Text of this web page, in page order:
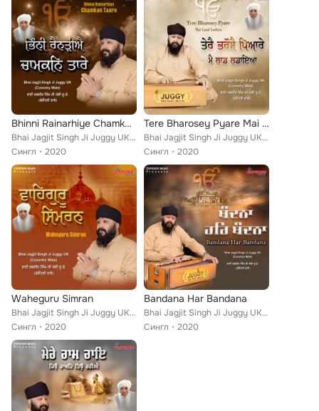
Bhinni Rainarhiye Chamkan Taare
Bhai Jagjit Singh Ji Juggy UK (Coventry Wale)
Сингл
2020
Tere Bharosey Pyare Mai Laad Ladaya
Bhai Jagjit Singh Ji Juggy UK (Coventry Wale)
Сингл
2020
Waheguru Simran
Bhai Jagjit Singh Ji Juggy UK (Coventry Wale)
Сингл
2020
Bandana Har Bandana
Bhai Jagjit Singh Ji Juggy UK (Coventry Wale)
Сингл
2020